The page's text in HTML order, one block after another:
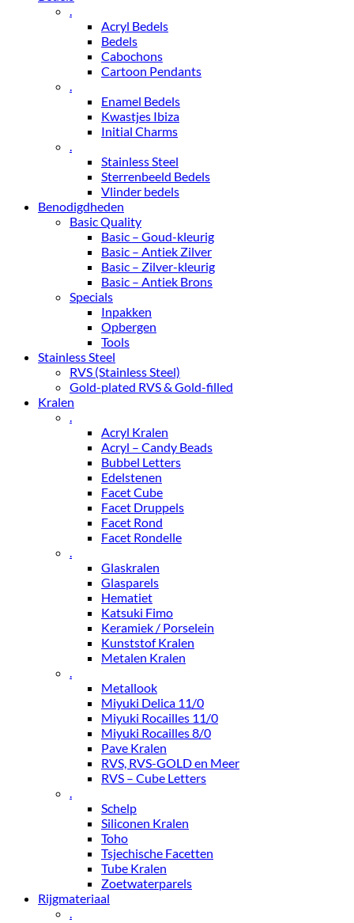
.
Acryl Bedels
Bedels
Cabochons
Cartoon Pendants
.
Enamel Bedels
Kwastjes Ibiza
Initial Charms
.
Stainless Steel
Sterrenbeeld Bedels
Vlinder bedels
Benodigdheden
Basic Quality
Basic – Goud-kleurig
Basic – Antiek Zilver
Basic – Zilver-kleurig
Basic – Antiek Brons
Specials
Inpakken
Opbergen
Tools
Stainless Steel
RVS (Stainless Steel)
Gold-plated RVS & Gold-filled
Kralen
.
Acryl Kralen
Acryl – Candy Beads
Bubbel Letters
Edelstenen
Facet Cube
Facet Druppels
Facet Rond
Facet Rondelle
.
Glaskralen
Glasparels
Hematiet
Katsuki Fimo
Keramiek / Porselein
Kunststof Kralen
Metalen Kralen
.
Metallook
Miyuki Delica 11/0
Miyuki Rocailles 11/0
Miyuki Rocailles 8/0
Pave Kralen
RVS, RVS-GOLD en Meer
RVS – Cube Letters
.
Schelp
Siliconen Kralen
Toho
Tsjechische Facetten
Tube Kralen
Zoetwaterparels
Rijgmateriaal
.